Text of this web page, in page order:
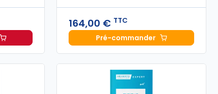
€ TTC
Associations 2026 à 149,00 € TTC
164,00 € TTC
Pré-commanderMémento Sociétés